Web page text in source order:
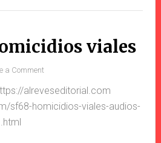
viales
a Comment
alreveseditorial.com
sf68-homicidios-viales-audios-